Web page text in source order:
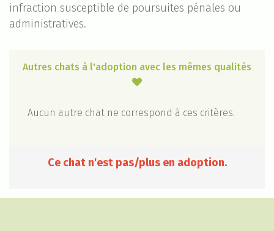
infraction susceptible de poursuites pénales ou
administratives.
Autres chats à l'adoption avec les mêmes qualités

Aucun autre chat ne correspond à ces critères.
Ce chat n'est pas/plus en adoption.